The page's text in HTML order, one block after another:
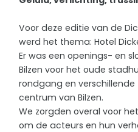
Voor deze editie van de
werd het thema: Hotel
Er was een openings- en
Bilzen voor het oude
rondgang en
centrum van Bilzen.
We zorgden overal voor
om de acteurs en hun